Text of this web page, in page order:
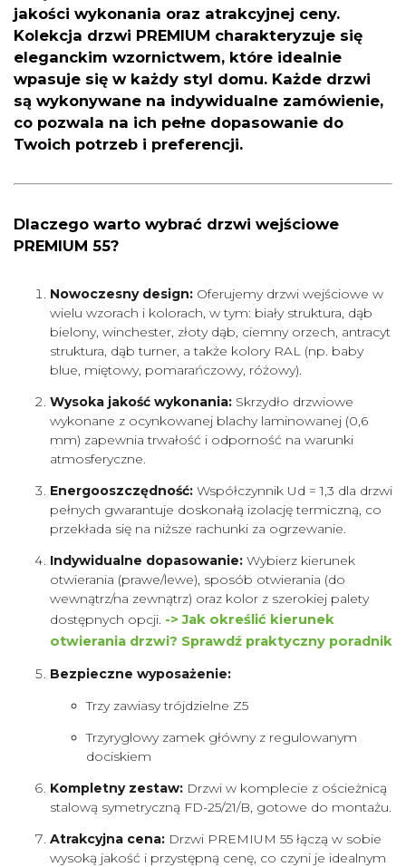
jakości wykonania oraz atrakcyjnej ceny.
Kolekcja drzwi PREMIUM charakteryzuje się
eleganckim wzornictwem, które idealnie
wpasuje się w każdy styl domu. Każde drzwi
są wykonywane na indywidualne zamówienie,
co pozwala na ich pełne dopasowanie do
Twoich potrzeb i preferencji.
Dlaczego warto wybrać drzwi wejściowe
PREMIUM 55?
Nowoczesny design: Oferujemy drzwi wejściowe w
wielu wzorach i kolorach, w tym: biały struktura, dąb
bielony, winchester, złoty dąb, ciemny orzech, antracyt
struktura, dąb turner, a także kolory RAL (np. baby
blue, miętowy, pomarańczowy, różowy).
Wysoka jakość wykonania: Skrzydło drzwiowe
wykonane z ocynkowanej blachy laminowanej (0,6
mm) zapewnia trwałość i odporność na warunki
atmosferyczne.
Energooszczędność: Współczynnik Ud = 1,3 dla drzwi
pełnych gwarantuje doskonałą izolację termiczną, co
przekłada się na niższe rachunki za ogrzewanie.
Indywidualne dopasowanie: Wybierz kierunek
otwierania (prawe/lewe), sposób otwierania (do
wewnątrz/na zewnątrz) oraz kolor z szerokiej palety
dostępnych opcji. -> Jak określić kierunek
otwierania drzwi? Sprawdź praktyczny poradnik
Bezpieczne wyposażenie:
Trzy zawiasy trójdzielne Z5
Trzyryglowy zamek główny z regulowanym
dociskiem
Kompletny zestaw: Drzwi w komplecie z ościeżnicą
stalową symetryczną FD-25/21/B, gotowe do montażu.
Atrakcyjna cena: Drzwi PREMIUM 55 łączą w sobie
wysoką jakość i przystępną cenę, co czyni je idealnym